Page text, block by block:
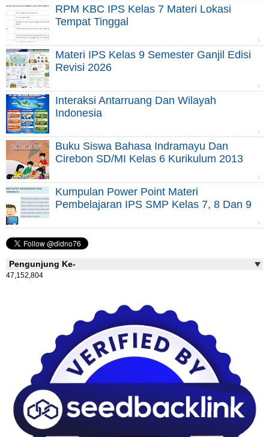
RPM KBC IPS Kelas 7 Materi Lokasi
Tempat Tinggal
Materi IPS Kelas 9 Semester Ganjil Edisi
Revisi 2026
Interaksi Antarruang Dan Wilayah
Indonesia
Buku Siswa Bahasa Indramayu Dan
Cirebon SD/MI Kelas 6 Kurikulum 2013
Kumpulan Power Point Materi
Pembelajaran IPS SMP Kelas 7, 8 Dan 9
Pengunjung Ke-
47,152,804